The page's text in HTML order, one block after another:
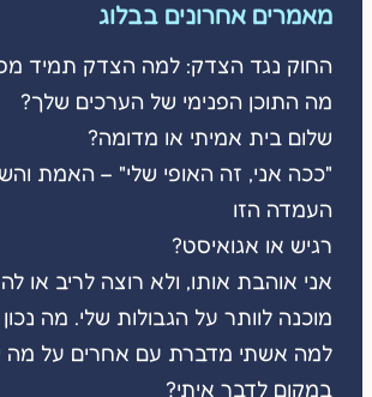
מאמרים אחרונים בבלוג
החוק נגד הצדק: למה הצדק תמיד
מה התוכן הפנימי של הערכים שלך?
שלום בית אמיתי או מדומה?
"ככה אני, זה האופי שלי" – האמת
העמדה הזו
רגיש או אגואיסט?
אני אוהבת אותו, ולא רוצה לריב או
מוכנה לוותר על הגבולות שלי. מה
למה אשתי מדברת עם אחרים על מה
במקום לדבר איתי?